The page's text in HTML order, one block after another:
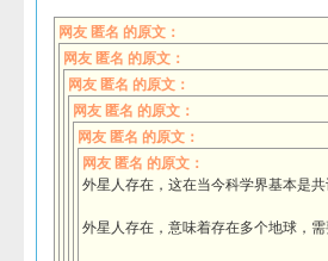
网友 匿名 的原文：
网友 匿名 的原文：
网友 匿名 的原文：
网友 匿名 的原文：
网友 匿名 的原文：
网友 匿名 的原文：
外星人存在，这在当今科学界基本是共
外星人存在，意味着存在多个地球，